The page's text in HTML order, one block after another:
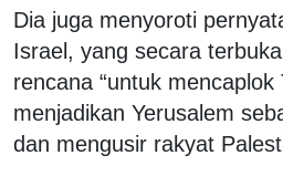
Dia juga menyoroti
Israel, yang secara
rencana “untuk mencaplok
menjadikan Yerusalem
dan mengusir rakyat